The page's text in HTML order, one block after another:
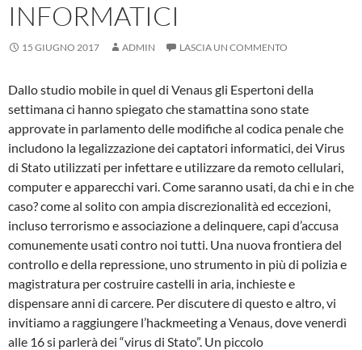
INFORMATICI
15 GIUGNO 2017 ADMIN LASCIA UN COMMENTO
Dallo studio mobile in quel di Venaus gli Espertoni della
settimana ci hanno spiegato che stamattina sono state
approvate in parlamento delle modifiche al codica penale che
includono la legalizzazione dei captatori informatici, dei Virus
di Stato utilizzati per infettare e utilizzare da remoto cellulari,
computer e apparecchi vari. Come saranno usati, da chi e in che
caso? come al solito con ampia discrezionalità ed eccezioni,
incluso terrorismo e associazione a delinquere, capi d’accusa
comunemente usati contro noi tutti. Una nuova frontiera del
controllo e della repressione, uno strumento in più di polizia e
magistratura per costruire castelli in aria, inchieste e
dispensare anni di carcere. Per discutere di questo e altro, vi
invitiamo a raggiungere l’hackmeeting a Venaus, dove venerdì
alle 16 si parlerà dei “virus di Stato”. Un piccolo